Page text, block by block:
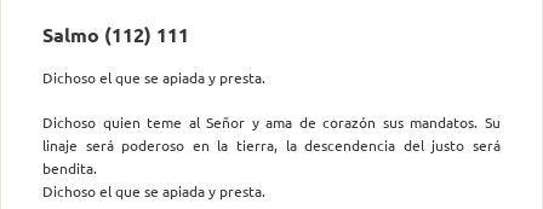
Salmo (112) 111
Dichoso el que se apiada y presta.
Dichoso quien teme al Señor y ama de corazón sus mandatos. Su
linaje será poderoso en la tierra, la descendencia del justo será
bendita.
Dichoso el que se apiada y presta.